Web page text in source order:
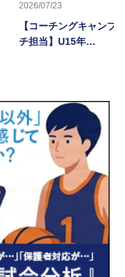
2026/07/23
【コーチングキャンプ
チ担当】U15年…